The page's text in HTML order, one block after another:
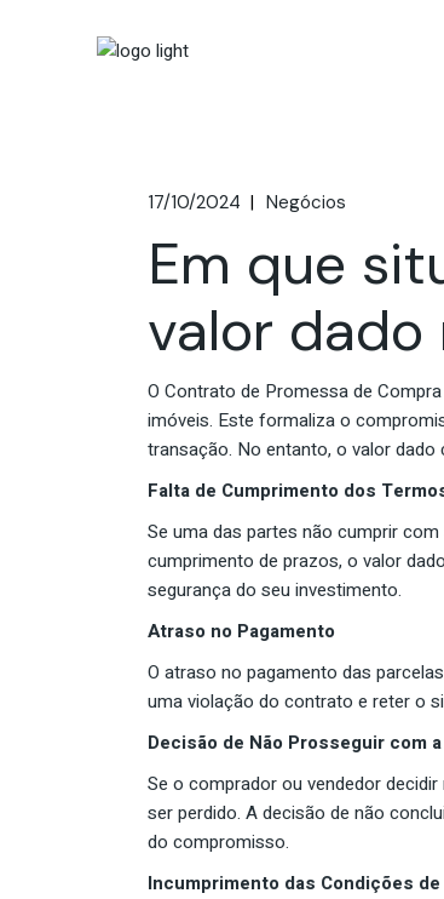
17/10/2024 Negócios
Em que
valor dado
O Contrato de Promessa de
imóveis. Este formaliza o
transação. No entanto, o valor
Falta de Cumprimento dos
Se uma das partes não cumprir
cumprimento de prazos, o valor
segurança do seu investimento.
Atraso no Pagamento
O atraso no pagamento das
uma violação do contrato e reter o
Decisão de Não Prosseguir com
Se o comprador ou vendedor
ser perdido. A decisão de não
do compromisso.
Incumprimento das Condições